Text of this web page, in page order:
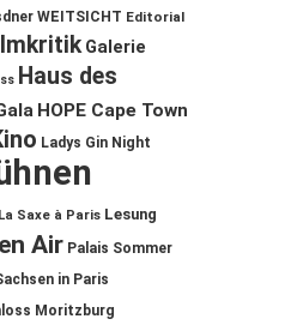
WEITSICHT Editorial
Galerie
Haus des
HOPE Cape Town
Ladys Gin Night
La Saxe à Paris Lesung
Air Palais Sommer
in Paris
Moritzburg